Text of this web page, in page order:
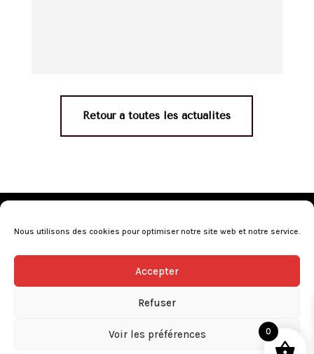
Nous utilisons des cookies pour optimiser notre site web et notre service.
Accepter
Refuser
Voir les préférences
Retour à toutes les actualités
Conditions générales de vente•Nos revendeurs•
L’abus d’alcool est dangereux pour la santé, consommez avec
0